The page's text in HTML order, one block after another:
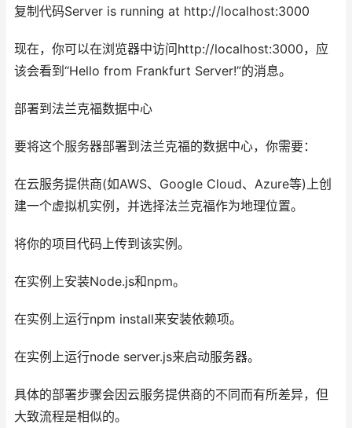
复制代码Server is running at http://localhost:3000
现在，你可以在浏览器中访问http://localhost:3000，应
该会看到“Hello from Frankfurt Server!”的消息。
部署到法兰克福数据中心
要将这个服务器部署到法兰克福的数据中心，你需要：
在云服务提供商(如AWS、Google Cloud、Azure等)上创
建一个虚拟机实例，并选择法兰克福作为地理位置。
将你的项目代码上传到该实例。
在实例上安装Node.js和npm。
在实例上运行npm install来安装依赖项。
在实例上运行node server.js来启动服务器。
具体的部署步骤会因云服务提供商的不同而有所差异，但
大致流程是相似的。